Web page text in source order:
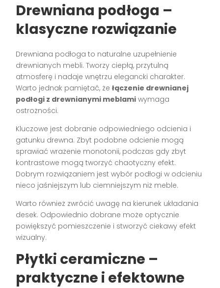
Drewniana podłoga –
klasyczne rozwiązanie
Drewniana podłoga to naturalne uzupełnienie
drewnianych mebli. Tworzy ciepłą, przytulną
atmosferę i nadaje wnętrzu elegancki charakter.
Warto jednak pamiętać, żełączenie drewnianej
podłogi z drewnianymi meblami wymaga
ostrożności.
Kluczowe jest dobranie odpowiedniego odcienia i
gatunku drewna. Zbyt podobne odcienie mogą
sprawiać wrażenie monotonii, podczas gdy zbyt
kontrastowe mogą tworzyć chaotyczny efekt.
Dobrym rozwiązaniem jest wybór podłogi w odcieniu
nieco jaśniejszym lub ciemniejszym niż meble.
Warto również zwrócić uwagę na kierunek układania
desek. Odpowiednio dobrane może optycznie
powiększyć pomieszczenie i stworzyć ciekawy efekt
wizualny.
Płytki ceramiczne –
praktyczne i efektowne